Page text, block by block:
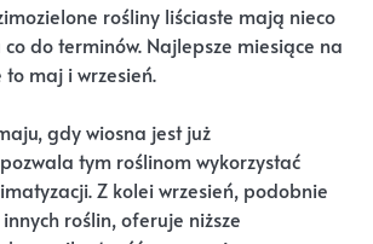
rośliny liściaste mają nieco
do terminów. Najlepsze miesiące na
maj i wrzesień.
gdy wiosna jest już
tym roślinom wykorzystać
Z kolei wrzesień, podobnie
roślin, oferuje niższe